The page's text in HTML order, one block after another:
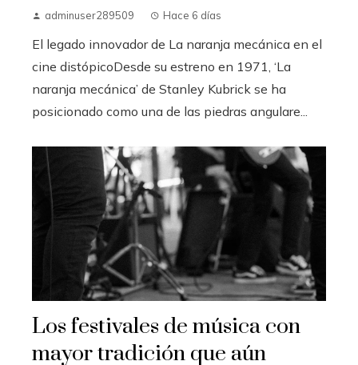
adminuser289509 Hace 6 días
El legado innovador de La naranja mecánica en el
cine distópicoDesde su estreno en 1971, ‘La
naranja mecánica’ de Stanley Kubrick se ha
posicionado como una de las piedras angulare...
Los festivales de música con
mayor tradición que aún